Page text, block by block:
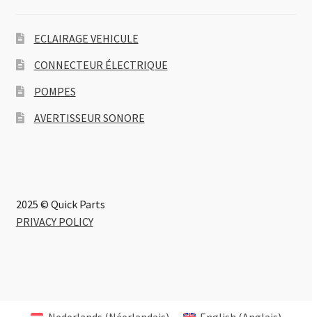
ECLAIRAGE VEHICULE
CONNECTEUR ÉLECTRIQUE
POMPES
AVERTISSEUR SONORE
2025 © Quick Parts
PRIVACY POLICY